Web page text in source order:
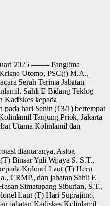
2025 ——- Panglima
Utomo, PSC(j) M.A.,
Serah Terima Jabatan
Sahli E Bidang Teklog
Kadiskes kepada
hari Senin (13/1) bertempat
Tanjung Priok, Jakarta
Utama Kolinlamil dan
diantaranya, Aslog
Binsar Yuli Wijaya S. S.T.,
Kolonel Laut (T) Heru
CRMP., dan jabatan Sahli E
Simatupang Siburian, S.T.,
Laut (T) Hari Suprajitno,
jabatan Kadiskes Kolinlamil